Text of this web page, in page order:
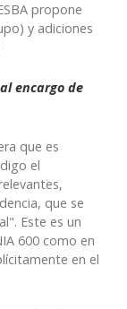
propone
y adiciones
encargo de
que es
el
que se
Este es un
600 como en
en el